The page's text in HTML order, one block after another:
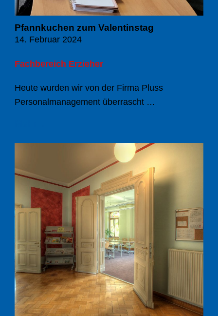
Pfannkuchen zum Valentinstag
14. Februar 2024
Fachbereich Erzieher
Heute wurden wir von der Firma Pluss
Personalmanagement überrascht …